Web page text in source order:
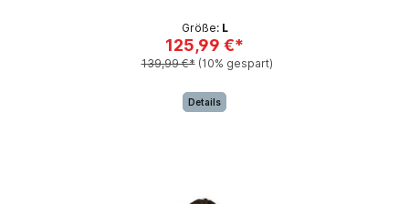
Größe: L
125,99 €*
139,99 €* (10% gespart)
Details